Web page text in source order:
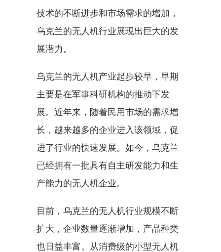
技术的不断进步和市场需求的增加，
乌克兰的无人机行业展现出巨大的发
展潜力。
乌克兰的无人机产业起步较早，早期
主要是在军事科研机构的推动下发
展。近年来，随着民用市场的需求增
长，越来越多的企业进入该领域，促
进了行业的快速发展。如今，乌克兰
已经拥有一批具有自主研发能力和生
产能力的无人机企业。
目前，乌克兰的无人机行业规模不断
扩大，企业数量逐渐增加，产品种类
也日益丰富。从消费级的小型无人机